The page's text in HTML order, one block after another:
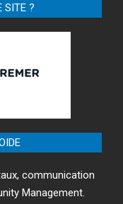
SITE ?
communication
Management.